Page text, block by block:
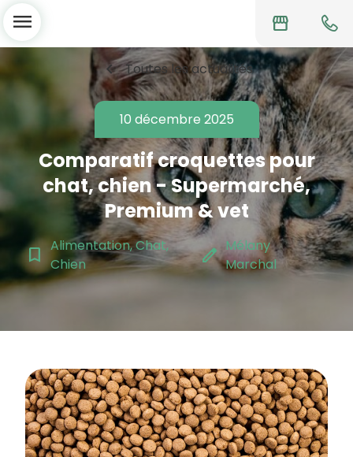
storefront
menu
chevron_left Toutes les actualités
10 décembre 2025
Comparatif croquettes pour
chat, chien - Supermarché,
Premium & vet
bookmark_border Alimentation, Chat,
Chien
edit Mélany
Marchal